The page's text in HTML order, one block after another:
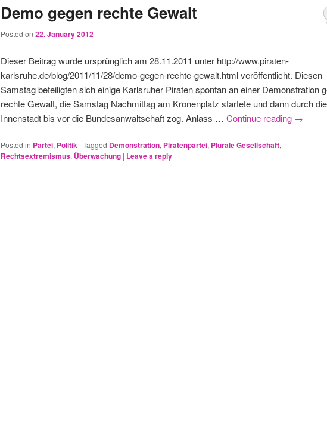
Demo gegen rechte Gewalt
Posted on 22. January 2012
Dieser Beitrag wurde ursprünglich am 28.11.2011 unter http://www.piraten-
karlsruhe.de/blog/2011/11/28/demo-gegen-rechte-gewalt.html veröffentlicht. Diesen
Samstag beteiligten sich einige Karlsruher Piraten spontan an einer Demonstration
rechte Gewalt, die Samstag Nachmittag am Kronenplatz startete und dann durch die
Innenstadt bis vor die Bundesanwaltschaft zog. Anlass … Continue reading →
Posted in Partei, Politik | Tagged Demonstration, Piratenpartei, Plurale Gesellschaft,
Rechtsextremismus, Überwachung | Leave a reply